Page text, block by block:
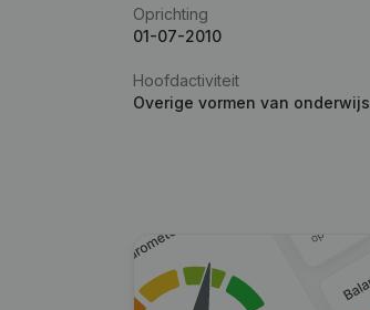
Oprichting
01-07-2010
Hoofdactiviteit
Overige vormen van onderwijs